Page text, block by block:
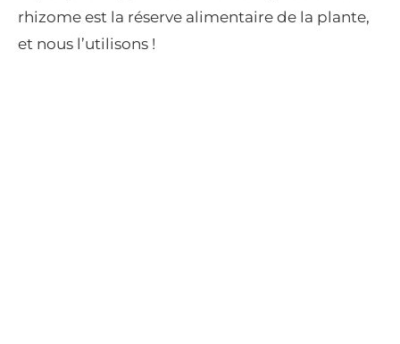
rhizome est la réserve alimentaire de la plante,
et nous l’utilisons !